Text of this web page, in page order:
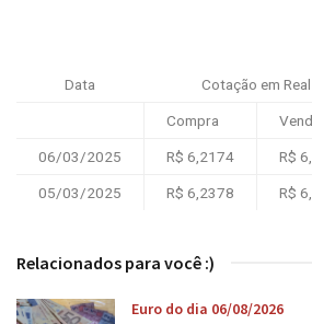
Data Cotação em Real
Compra
06/03/2025 R$ 6,2174 R$
05/03/2025 R$ 6,2378 R$
Relacionados para você :)
Euro do dia 06/08/2026